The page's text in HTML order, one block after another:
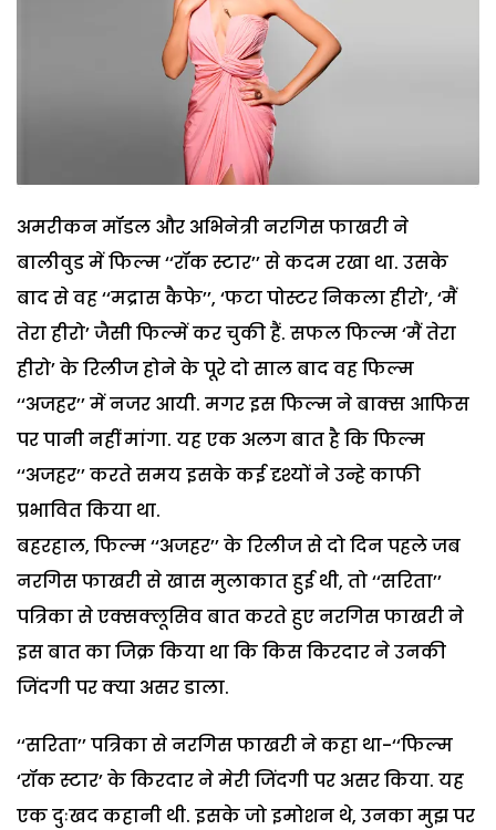
अमरीकन मॉडल और अभिनेत्री नरगिस फाखरी ने
बालीवुड में फिल्म ‘‘रॉक स्टार’’ से कदम रखा था. उसके
बाद से वह ‘‘मद्रास कैफे’’, ‘फटा पोस्टर निकला हीरो’, ‘मैं
तेरा हीरो’ जैसी फिल्में कर चुकी हैं. सफल फिल्म ‘मैं तेरा
हीरो’ के रिलीज होने के पूरे दो साल बाद वह फिल्म
‘‘अजहर’’ में नजर आयी. मगर इस फिल्म ने बाक्स आफिस
पर पानी नहीं मांगा. यह एक अलग बात है कि फिल्म
‘‘अजहर’’ करते समय इसके कई दृश्यों ने उन्हे काफी
प्रभावित किया था.
बहरहाल, फिल्म ‘‘अजहर’’ के रिलीज से दो दिन पहले जब
नरगिस फाखरी से खास मुलाकात हुई थी, तो ‘‘सरिता’’
पत्रिका से एक्सक्लूसिव बात करते हुए नरगिस फाखरी ने
इस बात का जिक्र किया था कि किस किरदार ने उनकी
जिंदगी पर क्या असर डाला.
‘‘सरिता’’ पत्रिका से नरगिस फाखरी ने कहा था-‘‘फिल्म
‘रॉक स्टार’ के किरदार ने मेरी जिंदगी पर असर किया. यह
एक दुःखद कहानी थी. इसके जो इमोशन थे, उनका मुझ पर